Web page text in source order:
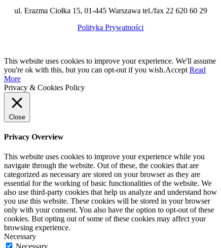
ul. Erazma Ciołka 15, 01-445 Warszawa tel./fax 22 620 60 29
Polityka Prywatności
This website uses cookies to improve your experience. We'll assume
you're ok with this, but you can opt-out if you wish.Accept Read
More
Privacy & Cookies Policy
Close
Privacy Overview
This website uses cookies to improve your experience while you
navigate through the website. Out of these, the cookies that are
categorized as necessary are stored on your browser as they are
essential for the working of basic functionalities of the website. We
also use third-party cookies that help us analyze and understand how
you use this website. These cookies will be stored in your browser
only with your consent. You also have the option to opt-out of these
cookies. But opting out of some of these cookies may affect your
browsing experience.
Necessary
Necessary